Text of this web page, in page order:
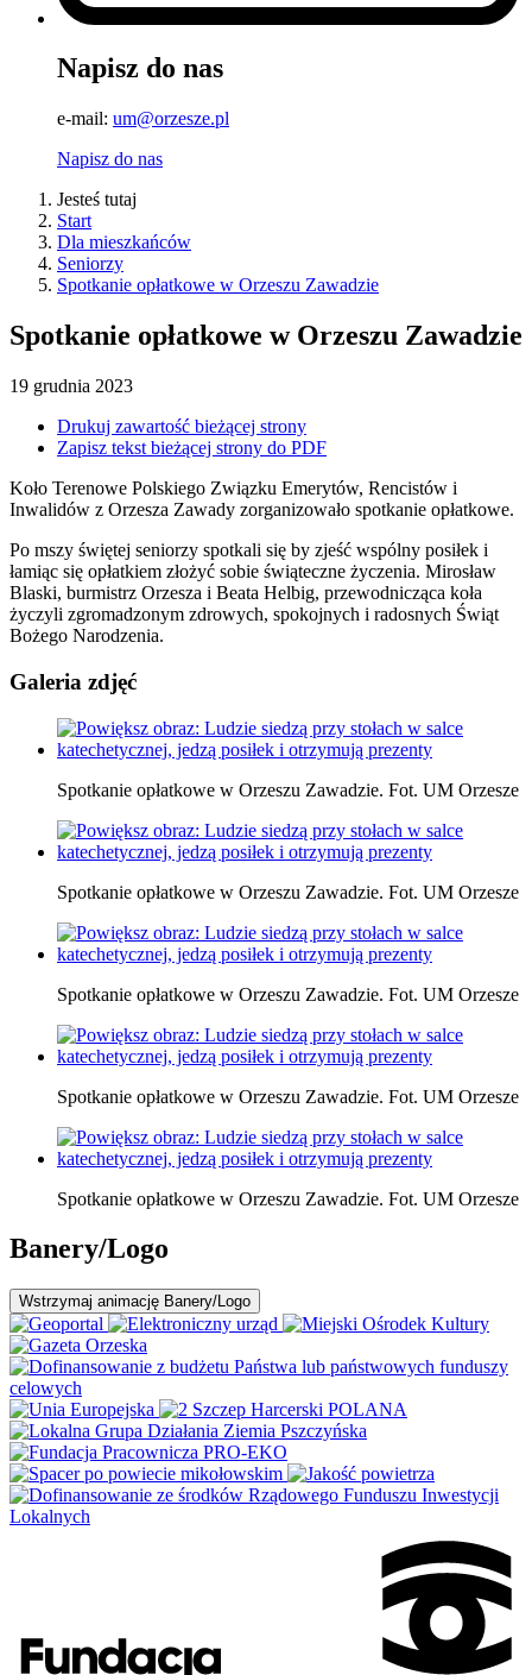
Napisz do nas
e-mail: um@orzesze.pl
Napisz do nas
Jesteś tutaj
Start
Dla mieszkańców
Seniorzy
Spotkanie opłatkowe w Orzeszu Zawadzie
Spotkanie opłatkowe w Orzeszu Zawadzie
19 grudnia 2023
Drukuj zawartość bieżącej strony
Zapisz tekst bieżącej strony do PDF
Koło Terenowe Polskiego Związku Emerytów, Rencistów i
Inwalidów z Orzesza Zawady zorganizowało spotkanie opłatkowe.
Po mszy świętej seniorzy spotkali się by zjeść wspólny posiłek i
łamiąc się opłatkiem złożyć sobie świąteczne życzenia. Mirosław
Blaski, burmistrz Orzesza i Beata Helbig, przewodnicząca koła
życzyli zgromadzonym zdrowych, spokojnych i radosnych Świąt
Bożego Narodzenia.
Galeria zdjęć
Spotkanie opłatkowe w Orzeszu Zawadzie. Fot. UM Orzesze
Spotkanie opłatkowe w Orzeszu Zawadzie. Fot. UM Orzesze
Spotkanie opłatkowe w Orzeszu Zawadzie. Fot. UM Orzesze
Spotkanie opłatkowe w Orzeszu Zawadzie. Fot. UM Orzesze
Spotkanie opłatkowe w Orzeszu Zawadzie. Fot. UM Orzesze
Banery/Logo
Wstrzymaj animację Banery/Logo